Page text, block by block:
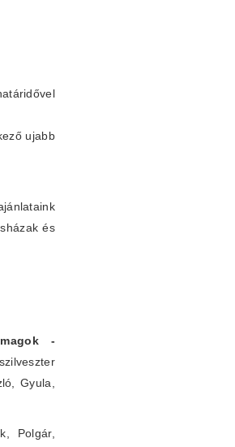
ujabb
és
-
Gyula,
Polgár,